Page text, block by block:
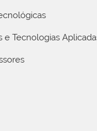
e Tecnologias